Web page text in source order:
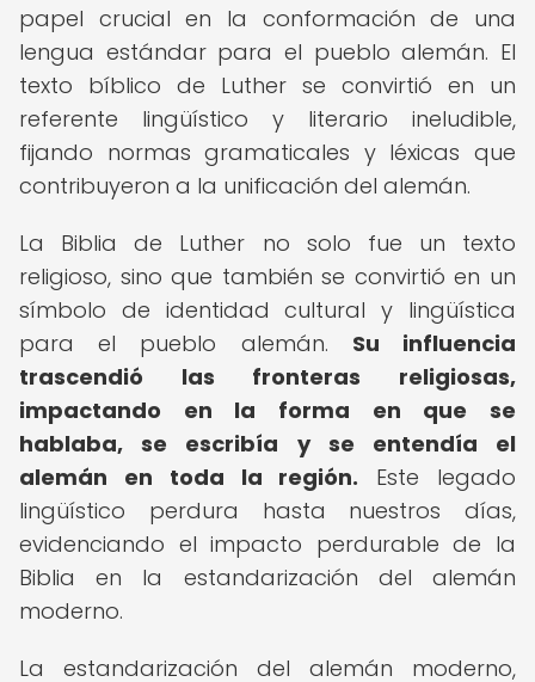
papel crucial en la conformación de una
lengua estándar para el pueblo alemán. El
texto bíblico de Luther se convirtió en un
referente lingüístico y literario ineludible,
fijando normas gramaticales y léxicas que
contribuyeron a la unificación del alemán.
La Biblia de Luther no solo fue un texto
religioso, sino que también se convirtió en un
símbolo de identidad cultural y lingüística
para el pueblo alemán. Su influencia
trascendió las fronteras religiosas,
impactando en la forma en que se
hablaba, se escribía y se entendía el
alemán en toda la región. Este legado
lingüístico perdura hasta nuestros días,
evidenciando el impacto perdurable de la
Biblia en la estandarización del alemán
moderno.
La estandarización del alemán moderno,